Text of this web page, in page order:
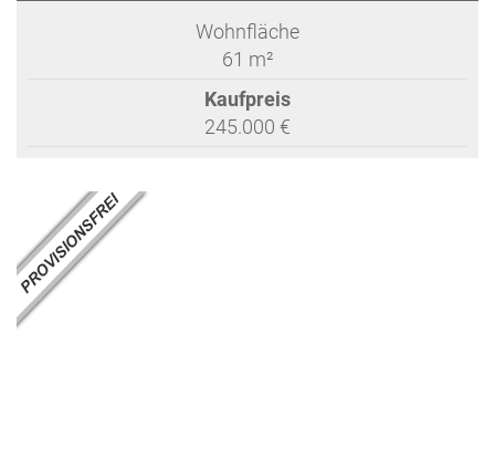
Wohnfläche
61 m²
Kaufpreis
245.000 €